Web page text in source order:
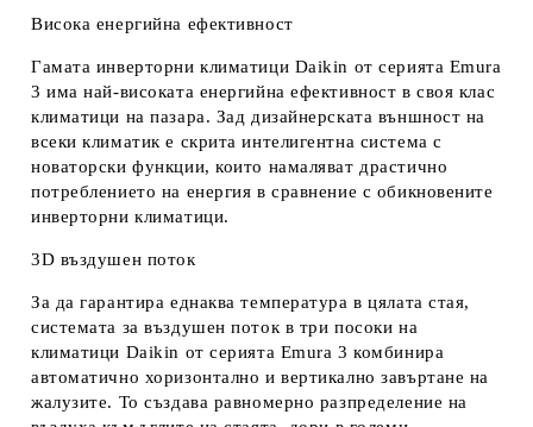
Висока енергийна ефективност
Гамата инверторни климатици Daikin от серията Emura
3 има най-високата енергийна ефективност в своя клас
климатици на пазара. Зад дизайнерската външност на
всеки климатик е скрита интелигентна система с
новаторски функции, които намаляват драстично
потреблението на енергия в сравнение с обикновените
инверторни климатици.
3D въздушен поток
За да гарантира еднаква температура в цялата стая,
системата за въздушен поток в три посоки на
климатици Daikin от серията Еmura 3 комбинира
автоматично хоризонтално и вертикално завъртане на
жалузите. То създава равномерно разпределение на